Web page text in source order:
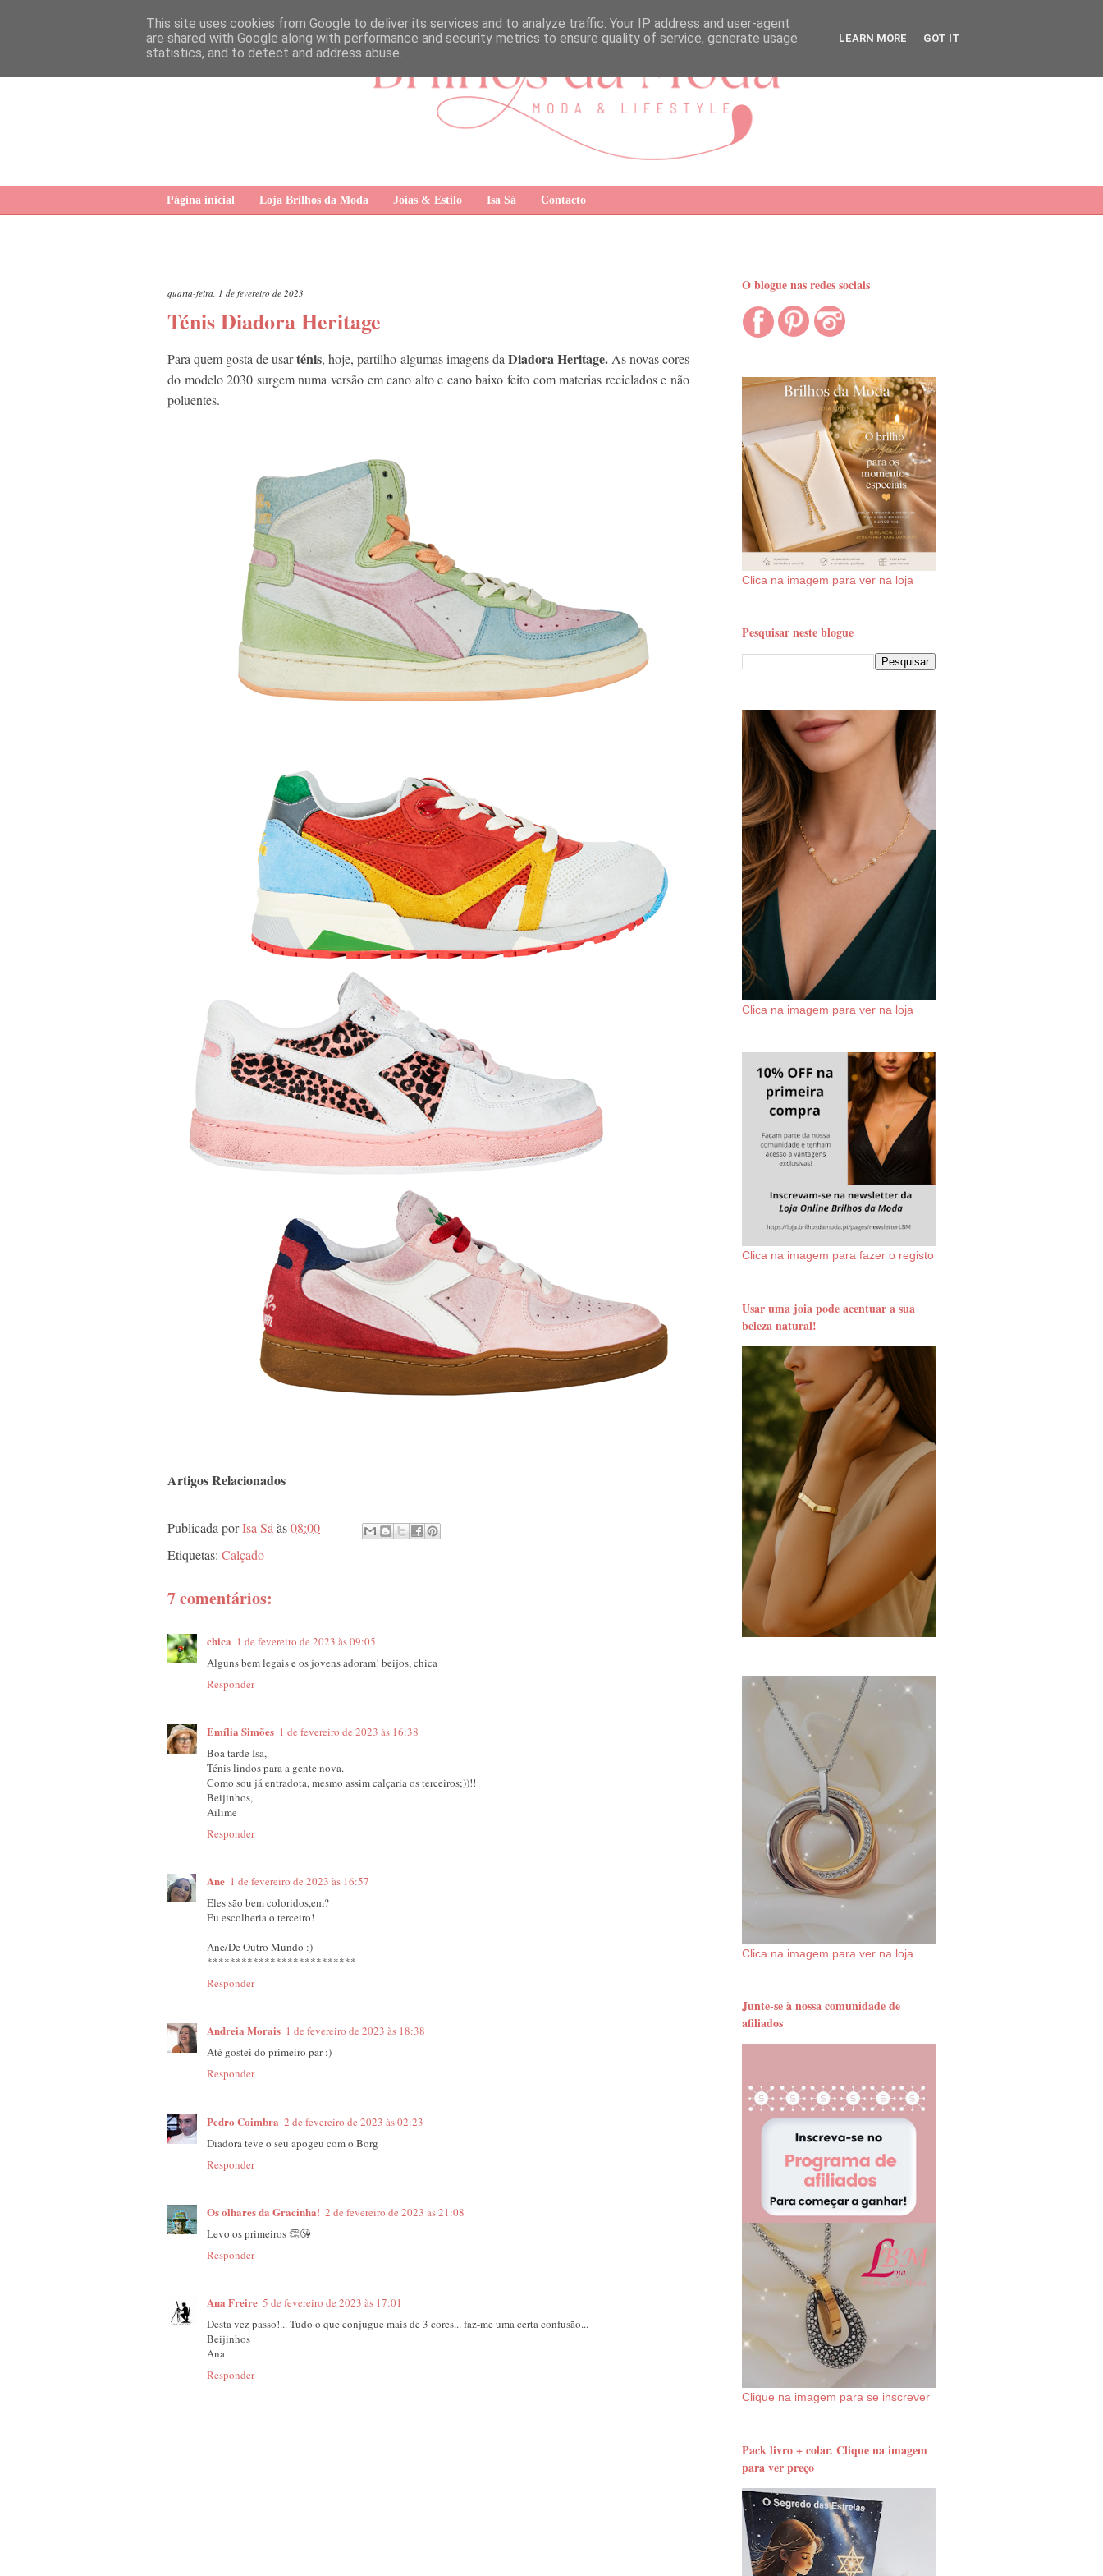
Página inicial Loja Brilhos da Moda Joias & Estilo Isa Sá Contacto
quarta-feira, 1 de fevereiro de 2023
Ténis Diadora Heritage
Para quem gosta de usarténis, hoje, partilho algumas imagens da Diadora Heritage.As novas cores
do modelo 2030 surgem numa versão em cano alto e cano baixo feito com materias reciclados e não
poluentes.
Artigos Relacionados
Publicada porIsa Sá às08:00
Etiquetas: Calçado
7 comentários:
chica 1 de fevereiro de 2023 às 09:05
Alguns bem legais e os jovens adoram! beijos, chica
Responder
Emília Simões 1 de fevereiro de 2023 às 16:38
Boa tarde Isa,
Ténis lindos para a gente nova.
Como sou já entradota, mesmo assim calçaria os terceiros;))!!
Beijinhos,
Ailime
Responder
Ane 1 de fevereiro de 2023 às 16:57
Eles são bem coloridos,em?
Eu escolheria o terceiro!
Ane/De Outro Mundo :)
**************************
Responder
Andreia Morais 1 de fevereiro de 2023 às 18:38
Até gostei do primeiro par :)
Responder
Pedro Coimbra 2 de fevereiro de 2023 às 02:23
Diadora teve o seu apogeu com o Borg
Responder
Os olhares da Gracinha! 2 de fevereiro de 2023 às 21:08
Levo os primeiros 👏😘
Responder
Ana Freire 5 de fevereiro de 2023 às 17:01
Desta vez passo!... Tudo o que conjugue mais de 3 cores... faz-me uma certa confusão...
Beijinhos
Ana
Responder
O blogue nas redes sociais
Clica na imagem para ver na loja
Pesquisar neste blogue
Clica na imagem para ver na loja
Clica na imagem para fazer o registo
Usar uma joia pode acentuar a sua
beleza natural!
Clica na imagem para ver na loja
Junte-se à nossa comunidade de
afiliados
Clique na imagem para se inscrever
Pack livro + colar. Clique na imagem
para ver preço
This site uses cookies from Google to deliver its services and to analyze traffic. Your IP address and user-agent
are shared with Google along with performance and security metrics to ensure quality of service, generate usage
statistics, and to detect and address abuse.
LEARN MORE GOT IT